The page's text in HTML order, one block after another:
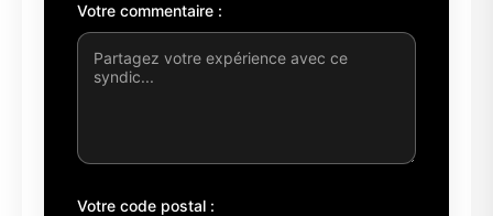
Votre commentaire :
Votre code postal :